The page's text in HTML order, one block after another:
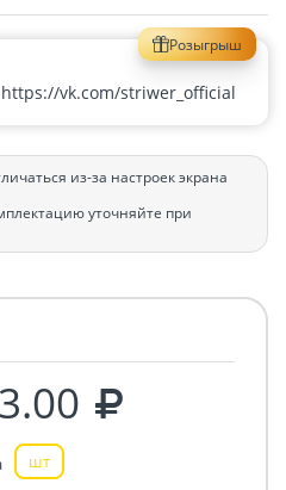
Розыгрыш
vk.com/striwer_official
из-за настроек экрана
уточняйте при
шт